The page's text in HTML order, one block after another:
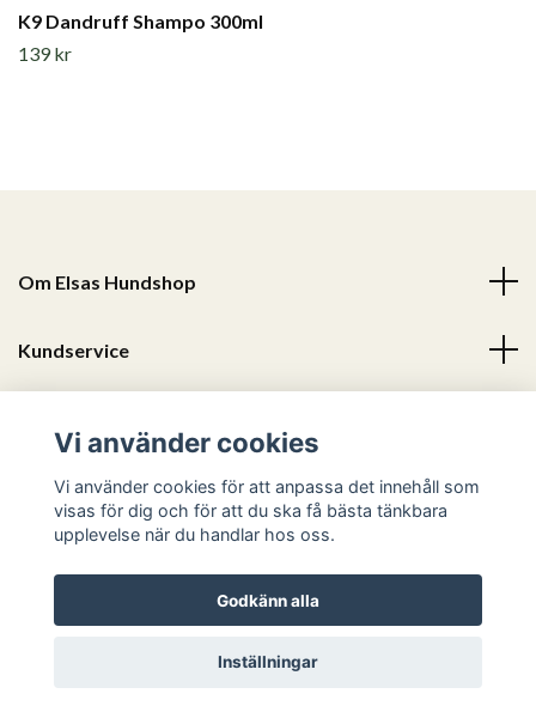
K9 Dandruff Shampo 300ml
139 kr
Om Elsas Hundshop
Kundservice
Sociala medier
© 2026 Elsas Hundshop
Vi använder cookies
Vi använder cookies för att anpassa det innehåll som
visas för dig och för att du ska få bästa tänkbara
upplevelse när du handlar hos oss.
Godkänn alla
Inställningar